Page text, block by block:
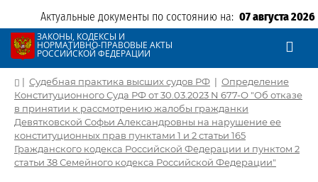
Актуальные документы по состоянию на: 07 августа 2026
ЗАКОНЫ, КОДЕКСЫ И
НОРМАТИВНО-ПРАВОВЫЕ АКТЫ
РОССИЙСКОЙ ФЕДЕРАЦИИ
| Судебная практика высших судов РФ | Определение
Конституционного Суда РФ от 30.03.2023 N 677-О "Об отказе
в принятии к рассмотрению жалобы гражданки
Девятковской Софьи Александровны на нарушение ее
конституционных прав пунктами 1 и 2 статьи 165
Гражданского кодекса Российской Федерации и пунктом 2
статьи 38 Семейного кодекса Российской Федерации"